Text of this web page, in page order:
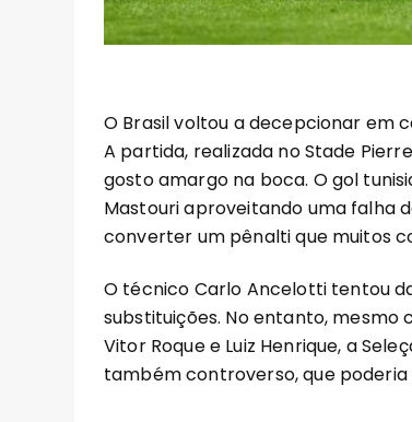
O Brasil voltou a decepcionar em
A partida, realizada no Stade
gosto amargo na boca. O gol
Mastouri aproveitando uma falha
converter um pênalti que muitos
O técnico Carlo Ancelotti tentou
substituições. No entanto, mesmo
Vitor Roque e Luiz Henrique, a
também controverso, que poderia